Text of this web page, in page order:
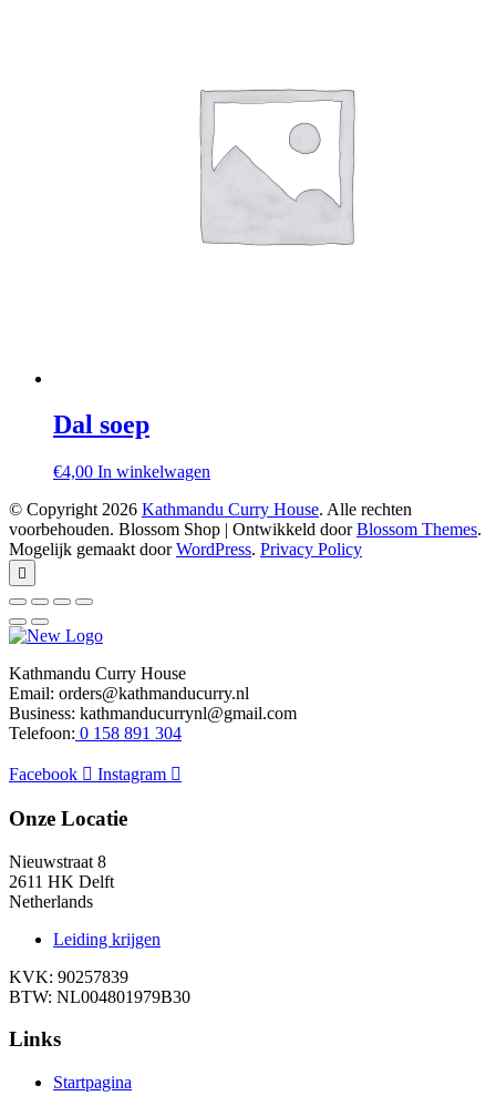
Dal soep
€4,00 In winkelwagen
© Copyright 2026 Kathmandu Curry House. Alle rechten
voorbehouden. Blossom Shop | Ontwikkeld doorBlossom Themes.
Mogelijk gemaakt doorWordPress. Privacy Policy
Kathmandu Curry House
Email: orders@kathmanducurry.nl
Business: kathmanducurrynl@gmail.com
Telefoon: 0 158 891 304
Facebook Instagram
Onze Locatie
Nieuwstraat 8
2611 HK Delft
Netherlands
Leiding krijgen
KVK: 90257839
BTW: NL004801979B30
Links
Startpagina